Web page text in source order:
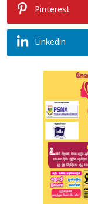
Pinterest
Linkedin